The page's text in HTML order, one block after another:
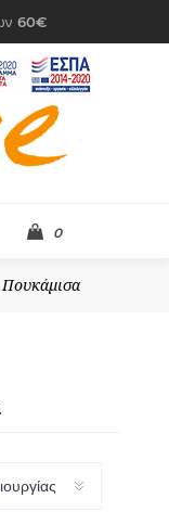
60€
0
Πουκάμισα